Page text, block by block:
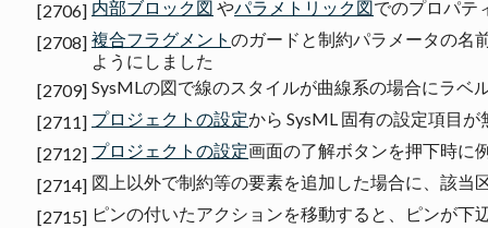
[2706] 内部ブロック図 やパラメトリック図でのプロパテ
[2708] 複合フラグメント のガードと制約パラメータの名
ようにしました
[2709] SysMLの図で線のスタイルが曲線系の場合にラベ
[2711] プロジェクトの設定から SysML 固有の設定項目
[2712] プロジェクトの設定画面の了解ボタンを押下時に
[2714] 図上以外で制約等の要素を追加した場合に、該当
[2715] ピンの付いたアクションを移動すると、ピンが